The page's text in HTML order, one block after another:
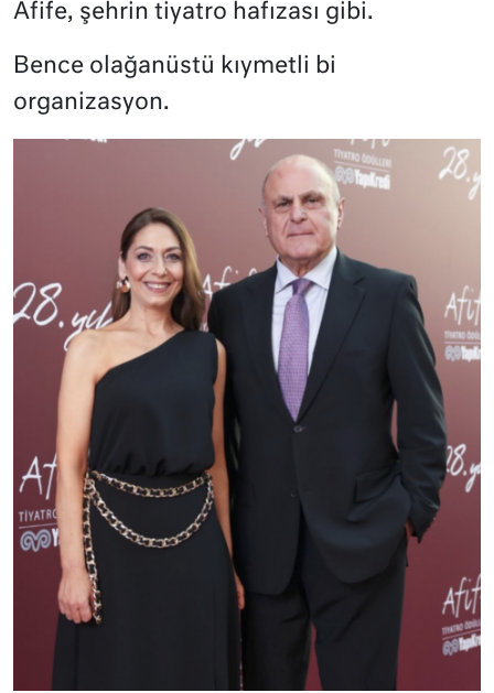
Afife, şehrin tiyatro hafızası gibi.
Bence olağanüstü kıymetli bi
organizasyon.